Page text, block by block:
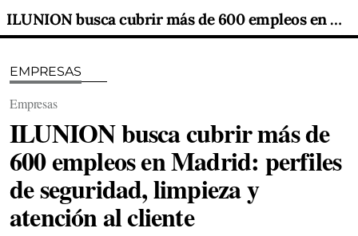
ILUNION busca cubrir más de 600 empleos en Madrid: perfiles de seguridad, limpieza y atención al cliente
EMPRESAS
Empresas
ILUNION busca cubrir más de
600 empleos en Madrid: perfiles
de seguridad, limpieza y
atención al cliente